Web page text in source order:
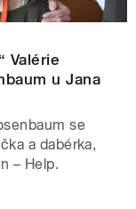
Valérie
u Jana
se
a dabérka,
– Help.